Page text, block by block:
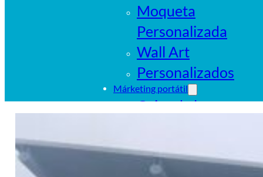
Moqueta
Personalizada
Wall Art
Personalizados
Márketing portátil
Cajas de luz
Sistemas
tubulares